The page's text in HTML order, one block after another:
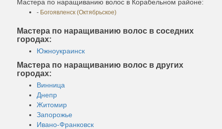
Мастера по наращиванию волос в Корабельном районе:
- Богоявленск (Октябрьское)
Мастера по наращиванию волос в соседних
городах:
Южноукраинск
Мастера по наращиванию волос в других
городах:
Винница
Днепр
Житомир
Запорожье
Ивано-Франковск